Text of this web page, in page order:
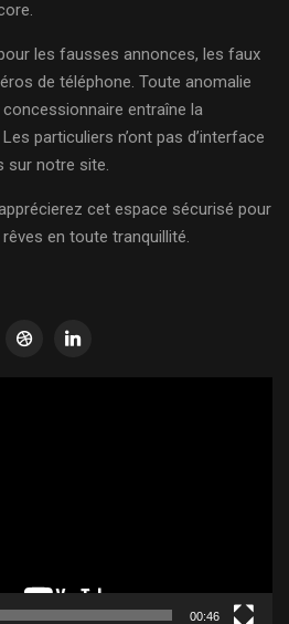
les fausses annonces, les faux
de téléphone. Toute anomalie
entraîne la
particuliers n’ont pas d’interface
sur notre site.
cet espace sécurisé pour
en toute tranquillité.
00:46